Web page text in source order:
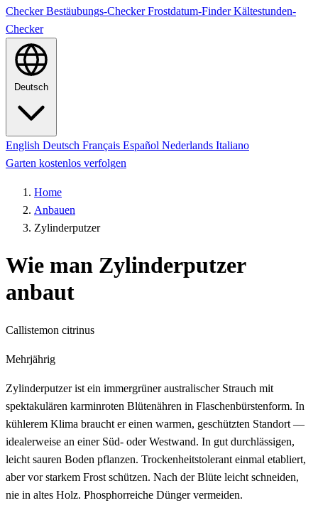
CheckerBestäubungs-CheckerFrostdatum-FinderKältestunden-
Checker
Deutsch
English Deutsch Français Español Nederlands Italiano
Garten kostenlos verfolgen
Home
Anbauen
Zylinderputzer
Wie man Zylinderputzer
anbaut
Callistemon citrinus
Mehrjährig
Zylinderputzer ist ein immergrüner australischer Strauch mit
spektakulären karminroten Blütenähren in Flaschenbürstenform. In
kühlerem Klima braucht er einen warmen, geschützten Standort —
idealerweise an einer Süd- oder Westwand. In gut durchlässigen,
leicht sauren Boden pflanzen. Trockenheitstolerant einmal etabliert,
aber vor starkem Frost schützen. Nach der Blüte leicht schneiden,
nie in altes Holz. Phosphorreiche Dünger vermeiden.